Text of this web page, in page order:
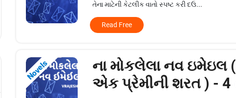
તેના માટેની કેટલીક વાતો સ્પષ્ટ કરી દઉ...
Read Free
Novels
ના મોકલેલા નવ ઇમેઇલ (
એક પ્રેમીની શરત ) - 4